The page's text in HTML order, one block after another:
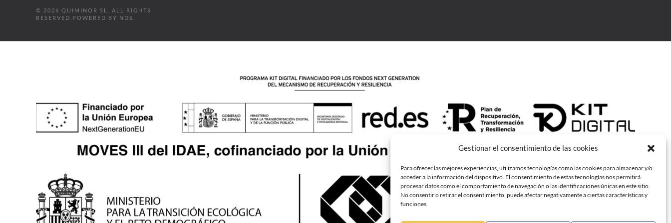
Gestionar el consentimiento de las cookies
Para ofrecer las mejores experiencias, utilizamos tecnologías como las cookies para almacenar y/o
acceder a la información del dispositivo. El consentimiento de estas tecnologías nos permitirá
procesar datos como el comportamiento de navegación o las identificaciones únicas en este sitio.
No consentir o retirar el consentimiento, puede afectar negativamente a ciertas características y
funciones.
© 2026 QUIMINOR SL. ALL RIGHTS
RESERVED. POWERED BY NDS